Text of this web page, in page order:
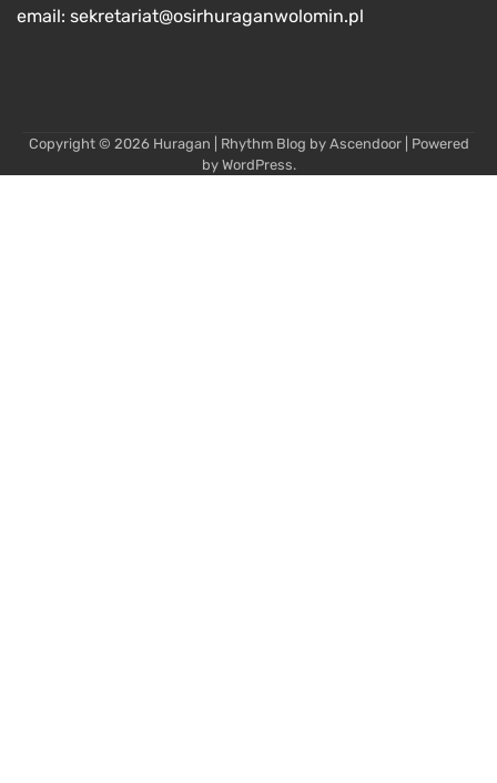
email: sekretariat@osirhuraganwolomin.pl
Copyright © 2026 Huragan | Rhythm Blog by Ascendoor| Powered
by WordPress.